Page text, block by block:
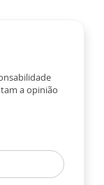
a opinião